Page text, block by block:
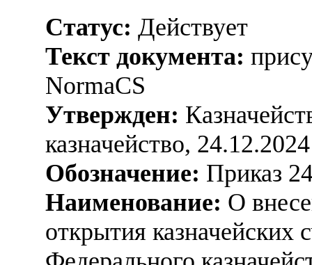
Статус: Действует
Текст документа:
NormaCS
Утвержден:
казначейство, 24.12.2024
Обозначение: Приказ
Наименование: О
открытия казначейских